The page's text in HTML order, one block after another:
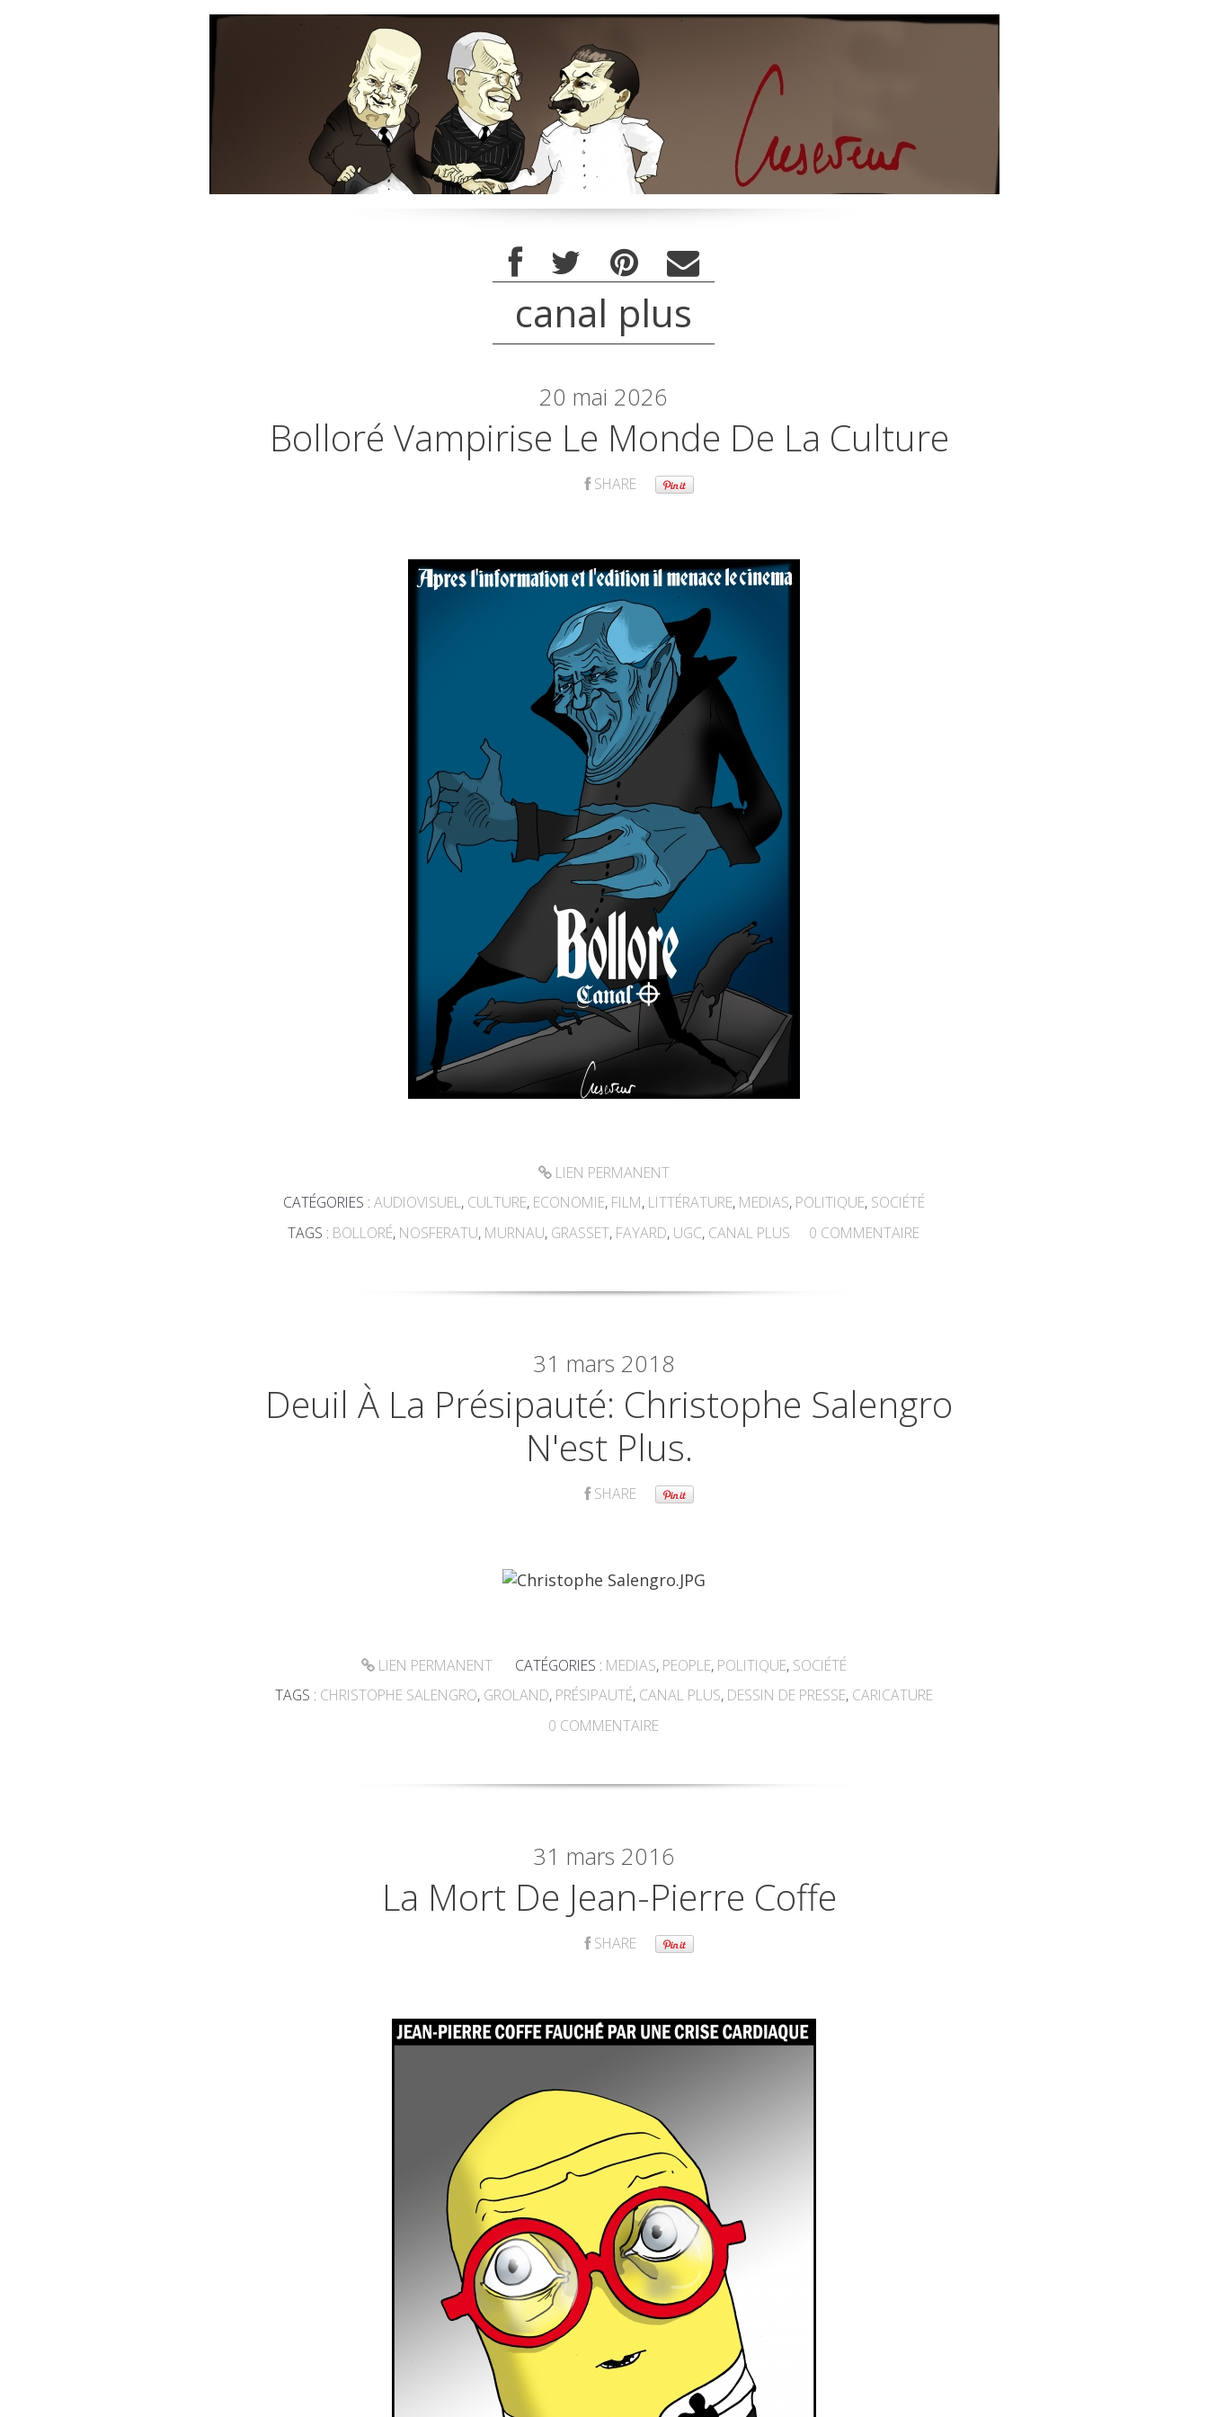
canal plus
20 mai 2026
Bolloré Vampirise Le Monde De La Culture
SHARE
LIEN PERMANENT
CATÉGORIES : AUDIOVISUEL, CULTURE, ECONOMIE, FILM, LITTÉRATURE, MEDIAS, POLITIQUE, SOCIÉTÉ
TAGS : BOLLORÉ, NOSFERATU, MURNAU, GRASSET, FAYARD, UGC, CANAL PLUS 0 COMMENTAIRE
31 mars 2018
Deuil À La Présipauté: Christophe Salengro
N'est Plus.
SHARE
LIEN PERMANENT CATÉGORIES : MEDIAS, PEOPLE, POLITIQUE, SOCIÉTÉ
TAGS : CHRISTOPHE SALENGRO, GROLAND, PRÉSIPAUTÉ, CANAL PLUS, DESSIN DE PRESSE, CARICATURE
0 COMMENTAIRE
31 mars 2016
La Mort De Jean-Pierre Coffe
SHARE